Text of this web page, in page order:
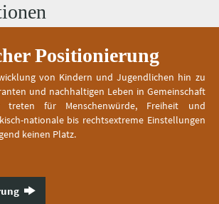
Positionierung
von Kindern und Jugendlichen hin zu
und nachhaltigen Leben in Gemeinschaft
für Menschenwürde, Freiheit und
nationale bis rechtsextreme Einstellungen
keinen Platz.